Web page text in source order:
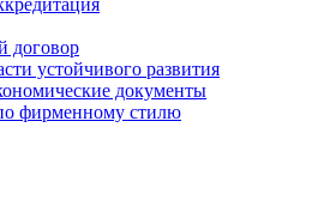
договор
устойчивого развития
документы
фирменному стилю